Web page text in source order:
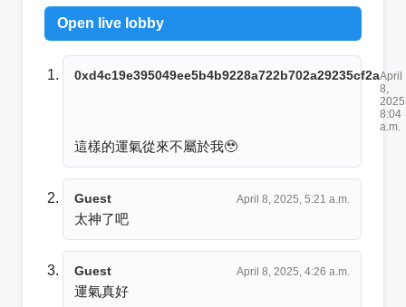
Open live lobby
0xd4c19e395049ee5b4b9228a722b702a29235cf2aApril
8,
8:04
a.m.
這樣的運氣從來不屬於我🥹
Guest April 8, 2025, 5:21 a.m.
太神了吧
Guest April 8, 2025, 4:26 a.m.
運氣真好